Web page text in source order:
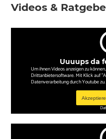
Videos &
Uuuups da
Um ihnen Videos anzeigen zu
Drittanbietersoftware. Mit Klick auf
Datenverarbeitung durch Youtube zu.